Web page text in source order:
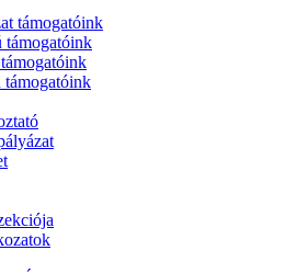
támogatóink
támogatóink